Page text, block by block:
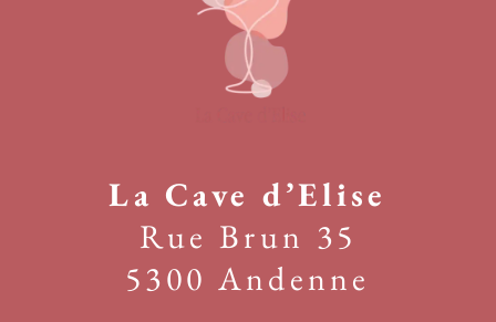
La Cave d’Elise
Rue Brun 35
5300 Andenne